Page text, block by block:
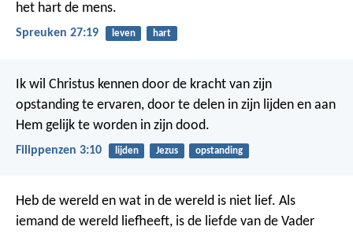
het hart de mens.
Spreuken 27:19 leven hart
Ik wil Christus kennen door de kracht van zijn
opstanding te ervaren, door te delen in zijn lijden en aan
Hem gelijk te worden in zijn dood.
Filippenzen 3:10 lijden Jezus opstanding
Heb de wereld en wat in de wereld is niet lief. Als
iemand de wereld liefheeft, is de liefde van de Vader